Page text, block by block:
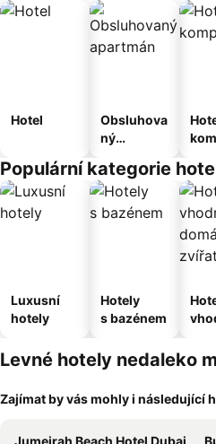
Hotel
Obsluhova
ný
Populární kategorie
Luxusní
hotely
Hotely
s bazénem
Levné hotely nedaleko
Zajímat by vás mohly i následující
Jumeirah Beach Hotel Dubai